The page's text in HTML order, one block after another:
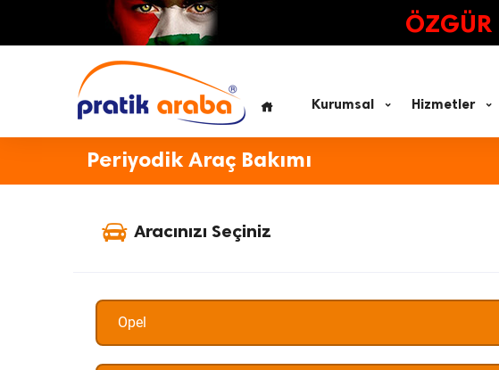
ÖZGÜR
Kurumsal Hizmetler
Periyodik Araç Bakımı
Aracınızı Seçiniz
Opel